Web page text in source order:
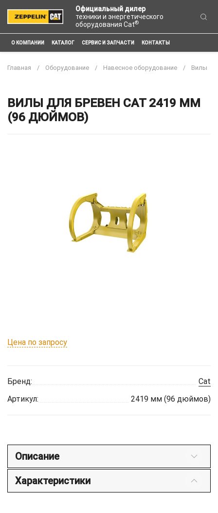
Официальный дилер
техники и энергетического
оборудования Cat®
О КОМПАНИИ КАТАЛОГ СЕРВИС И ЗАПЧАСТИ КОНТАКТЫ
Главная Оборудование Навесное оборудование Вилы
ВИЛЫ ДЛЯ БРЕВЕН CAT 2419 ММ
(96 ДЮЙМОВ)
Цена по запросу
Бренд:
Cat
Артикул:
2419 мм (96 дюймов)
Описание
Характеристики